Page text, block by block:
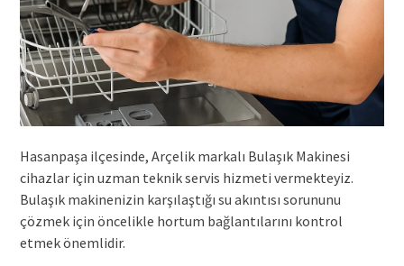
Hasanpaşa ilçesinde, Arçelik markalı Bulaşık Makinesi
cihazlar için uzman teknik servis hizmeti vermekteyiz.
Bulaşık makinenizin karşılaştığı su akıntısı sorununu
çözmek için öncelikle hortum bağlantılarını kontrol
etmek önemlidir.